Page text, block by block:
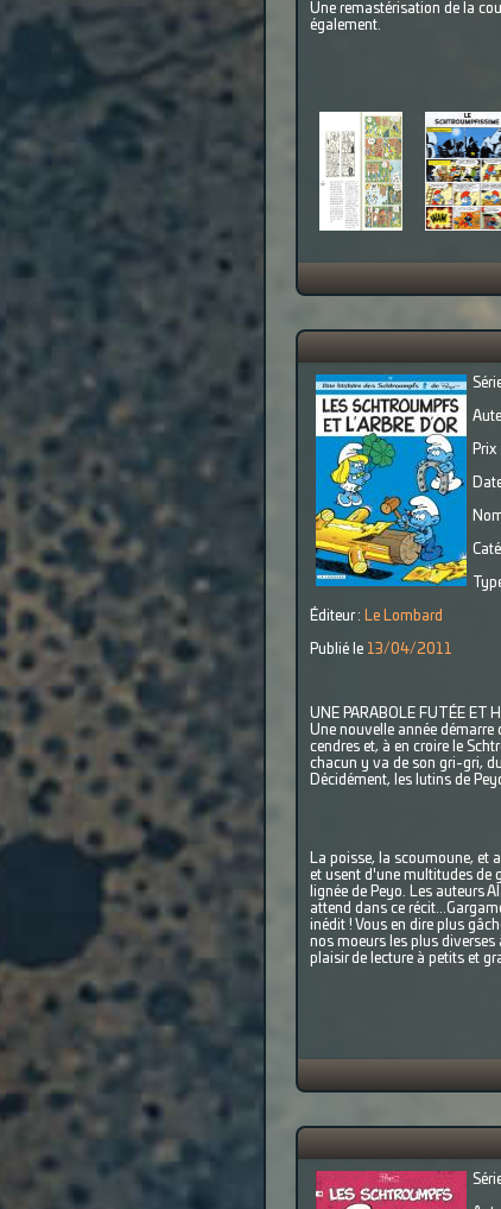
Une remastérisation de la
également.
Prix :
Éditeur : Le Lombard
Publié le 13/04/2011
UNE PARABOLE FUTÉE ET
Une nouvelle année démarre
cendres et, à en croire le
chacun y va de son gri-gri,
Décidément, les lutins de
La poisse, la scoumoune, et
et usent d'une multitudes de
lignée de Peyo. Les auteurs
attend dans ce
inédit ! Vous en dire plus
nos moeurs les plus
plaisir de lecture à petits et